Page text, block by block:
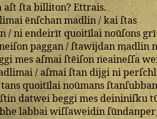
aſtſtabilliton?Ettrais.
ēnſchanmadlin/kaiſtas
/ni endeirītquoitīlainoūſons
paggan/ſtawijdanmadlin
mesaſmaiſtēiſonneaineſſa
/aſmaiſtandijgini
tansquoitīlainoūmans
datweibeggimesdeininiſku
bhelabbaiwiſſaweidin